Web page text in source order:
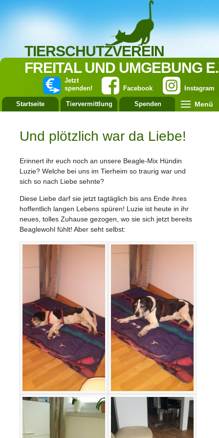
TIERSCHUTZVEREIN
FREITAL UND UMGEBUNG
Instagram
Facebook
Jetzt
spenden!
Startseite Tiervermittlung Spenden Menü
Und plötzlich war da Liebe!
Erinnert ihr euch noch an unsere Beagle-Mix Hündin
Luzie? Welche bei uns im Tierheim so traurig war und
sich so nach Liebe sehnte?
Diese Liebe darf sie jetzt tagtäglich bis ans Ende ihres
hoffentlich langen Lebens spüren! Luzie ist heute in ihr
neues, tolles Zuhause gezogen, wo sie sich jetzt bereits
Beaglewohl fühlt! Aber seht selbst: